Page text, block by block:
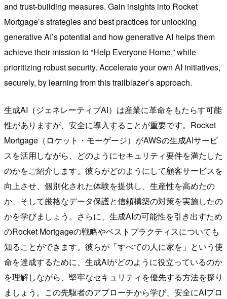
and trust-building measures. Gain insights into Rocket
Mortgage’s strategies and best practices for unlocking
generative AI’s potential and how generative AI helps them
achieve their mission to “Help Everyone Home,” while
prioritizing robust security. Accelerate your own AI initiatives,
securely, by learning from this trailblazer’s approach.
生成AI（ジェネレーティブAI）は産業に革命をもたらす可能
性がありますが、安全に導入することが重要です。Rocket
Mortgage（ロケット・モーゲージ）がAWSの生成AIサービ
スを活用しながら、どのようにセキュリティ要件を満たした
のかをご紹介します。彼らがどのようにして顧客サービスを
向上させ、個別化された体験を提供し、生産性を高めたの
か、そして厳格なデータ保護と信頼構築の対策を実施したの
かを学びましょう。さらに、生成AIの可能性を引き出すため
のRocket Mortgageの戦略やベストプラクティスについても
知ることができます。彼らが「すべての人に家を」という使
命を達成するために、生成AIがどのように役立っているのか
を理解しながら、堅牢なセキュリティを優先する方法を探り
ましょう。この先駆者のアプローチから学び、安全にAIプロ